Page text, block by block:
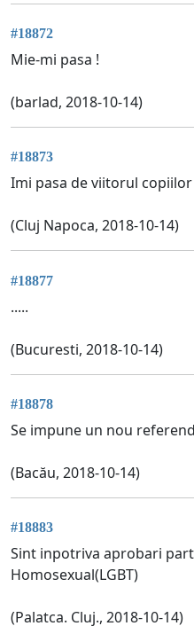
#18872
Mie-mi pasa !
(barlad, 2018-10-14)
#18873
Imi pasa de viitorul copiilor
(Cluj Napoca, 2018-10-14)
#18877
.....
(Bucuresti, 2018-10-14)
#18878
Se impune un nou
(Bacău, 2018-10-14)
#18883
Sint inpotriva aprobari
Homosexual(LGBT)
(Palatca. Cluj., 2018-10-14)